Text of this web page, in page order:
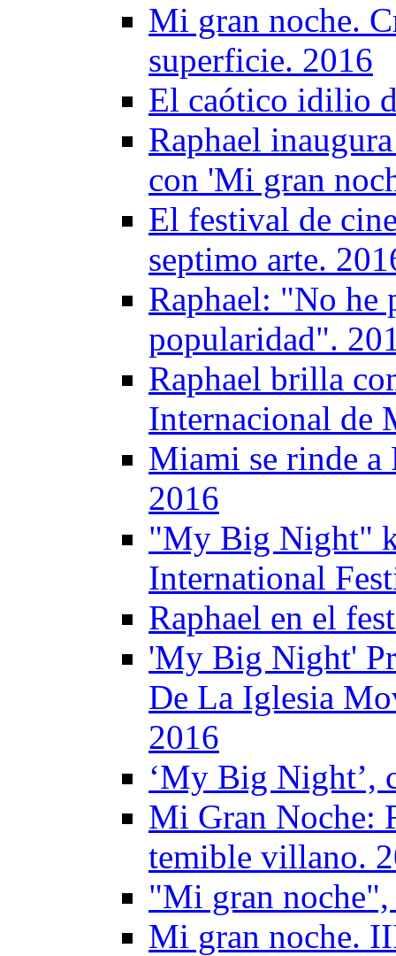
Mi gran noche.
superficie. 2016
El caótico idilio
Raphael
con 'Mi gran
El festival de
septimo arte.
Raphael: "No he
popularidad".
Raphael brilla
Internacional de
Miami se rinde a
2016
"My Big Night"
International
Raphael en el
'My Big Night'
De La Iglesia
2016
‘My Big Night’,
Mi Gran Noche:
temible villano.
"Mi gran noche",
Mi gran noche.